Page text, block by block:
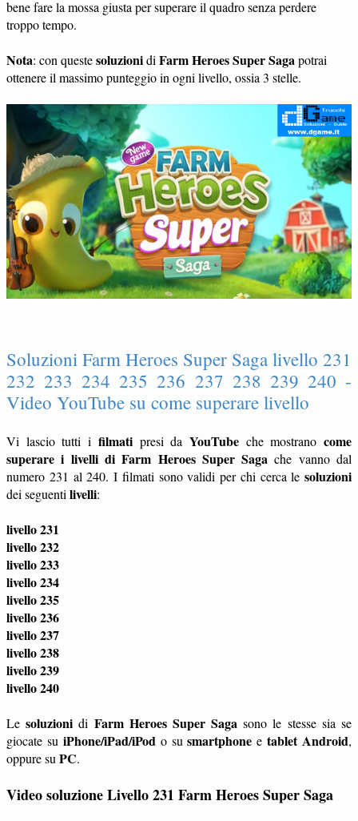
bene fare la mossa giusta per superare il quadro senza perdere
troppo tempo.
Nota: con questesoluzionidi Farm Heroes Super Sagapotrai
ottenere il massimo punteggio in ogni livello, ossia 3 stelle.
Soluzioni Farm Heroes Super Saga livello 231
232 233 234 235 236 237 238 239 240 -
Video YouTube su come superare livello
Vi lascio tutti i filmatipresi da YouTubeche mostranocome
superare i livelli di Farm Heroes Super Saga che vanno dal
numero 231 al 240. I filmati sono validi per chi cerca le soluzioni
dei seguenti livelli:
livello 231
livello 232
livello 233
livello 234
livello 235
livello 236
livello 237
livello 238
livello 239
livello 240
Lesoluzioni di Farm Heroes Super Saga sono le stesse sia se
giocate su iPhone/iPad/iPod o susmartphone etablet Android,
oppure su PC.
Video soluzione Livello 231 Farm Heroes Super Saga